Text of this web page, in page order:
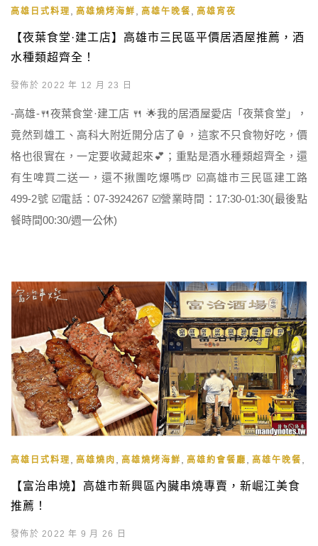
高雄日式料理 高雄燒烤海鮮 高雄午晚餐 高雄宵夜
【夜葉食堂·建工店】高雄市三民區平價居酒屋推薦，酒
水種類超齊全！
發佈於 2022 年 12 月 23 日
-高雄-🍴夜葉食堂·建工店 🍴 🌟我的居酒屋愛店「夜葉食堂」，
竟然到雄工、高科大附近開分店了🏮，這家不只食物好吃，價
格也很實在，一定要收藏起來💕；重點是酒水種類超齊全，還
有生啤買二送一，還不揪團吃爆嗎🍺 ☑️高雄市三民區建工路
499-2號 ☑️電話：07-3924267 ☑️營業時間：17:30-01:30(最後點
餐時間00:30/週一公休)
高雄日式料理 , 高雄燒肉 , 高雄燒烤海鮮 , 高雄約會餐廳 , 高雄午晚餐 ,
【富治串燒】高雄市新興區內臟串燒專賣，新崛江美食
推薦！
發佈於 2022 年 9 月 26 日